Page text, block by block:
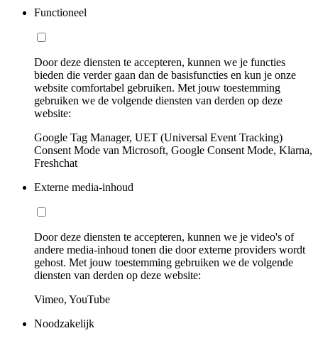
Functioneel
Door deze diensten te accepteren, kunnen we je functies
bieden die verder gaan dan de basisfuncties en kun je onze
website comfortabel gebruiken. Met jouw toestemming
gebruiken we de volgende diensten van derden op deze
website:
Google Tag Manager, UET (Universal Event Tracking)
Consent Mode van Microsoft, Google Consent Mode, Klarna,
Freshchat
Externe media-inhoud
Door deze diensten te accepteren, kunnen we je video's of
andere media-inhoud tonen die door externe providers wordt
gehost. Met jouw toestemming gebruiken we de volgende
diensten van derden op deze website:
Vimeo, YouTube
Noodzakelijk